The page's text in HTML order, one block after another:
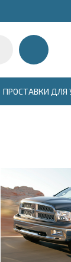
ПРОСТАВКИ ДЛЯ